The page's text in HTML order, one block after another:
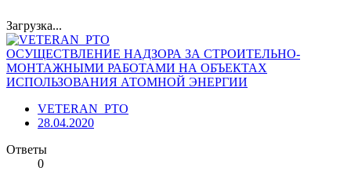
Загрузка...
ОСУЩЕСТВЛЕНИЕ НАДЗОРА ЗА СТРОИТЕЛЬНО-
МОНТАЖНЫМИ РАБОТАМИ НА ОБЪЕКТАХ
ИСПОЛЬЗОВАНИЯ АТОМНОЙ ЭНЕРГИИ
VETERAN_PTO
28.04.2020
Ответы
0